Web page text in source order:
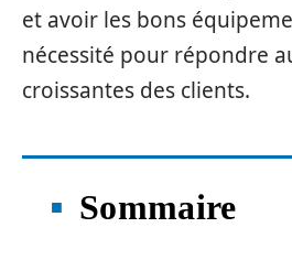
et avoir les bons
nécessité pour répondre
croissantes des clients.
Sommaire